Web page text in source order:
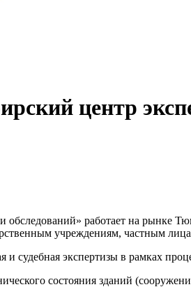
центр
обследований» работает на рынке
учреждениям, частным
и судебная экспертизы в рамках
состояния зданий